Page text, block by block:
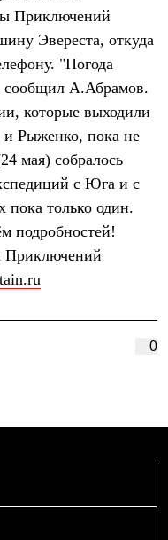
Приключений
Эвереста, откуда
"Погода
сообщил А.Абрамов.
которые выходили
и Рыженко, пока не
мая) собралось
с Юга и с
пока только один.
подробностей!
Приключений
0